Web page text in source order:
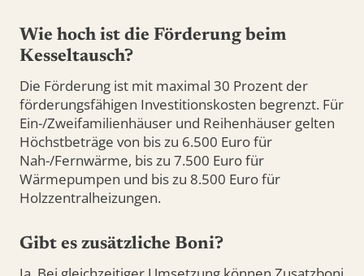
Wie hoch ist die Förderung beim
Kesseltausch?
Die Förderung ist mit maximal 30 Prozent der
förderungsfähigen Investitionskosten begrenzt. Für
Ein-/Zweifamilienhäuser und Reihenhäuser gelten
Höchstbeträge von bis zu 6.500 Euro für
Nah-/Fernwärme, bis zu 7.500 Euro für
Wärmepumpen und bis zu 8.500 Euro für
Holzzentralheizungen.
Gibt es zusätzliche Boni?